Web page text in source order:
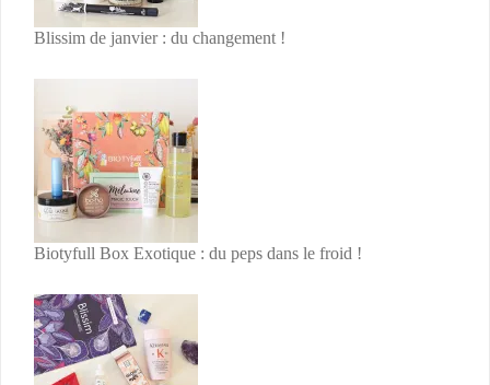
Blissim de janvier : du changement !
Biotyfull Box Exotique : du peps dans le froid !